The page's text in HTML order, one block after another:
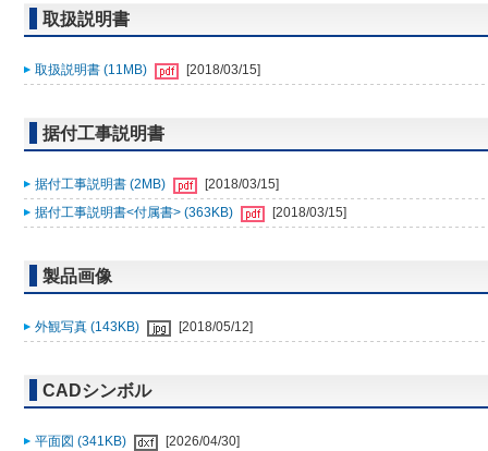
取扱説明書
取扱説明書 (11MB) [2018/03/15]
据付工事説明書
据付工事説明書 (2MB)
[2018/03/15]
据付工事説明書<付属書> (363KB)
[2018/03/15]
製品画像
外観写真 (143KB) [2018/05/12]
CADシンボル
平面図 (341KB)
[2026/04/30]